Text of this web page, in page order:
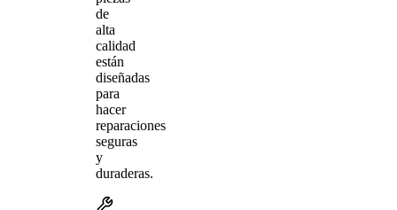
de
alta
calidad
están
diseñadas
para
hacer
reparaciones
seguras
y
duraderas.